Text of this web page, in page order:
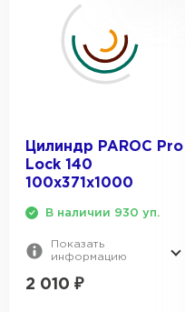
Цилиндр PAROC Pro
Lock 140
100х371х1000
В наличии 930 уп.
Показать
информацию
2 010 ₽